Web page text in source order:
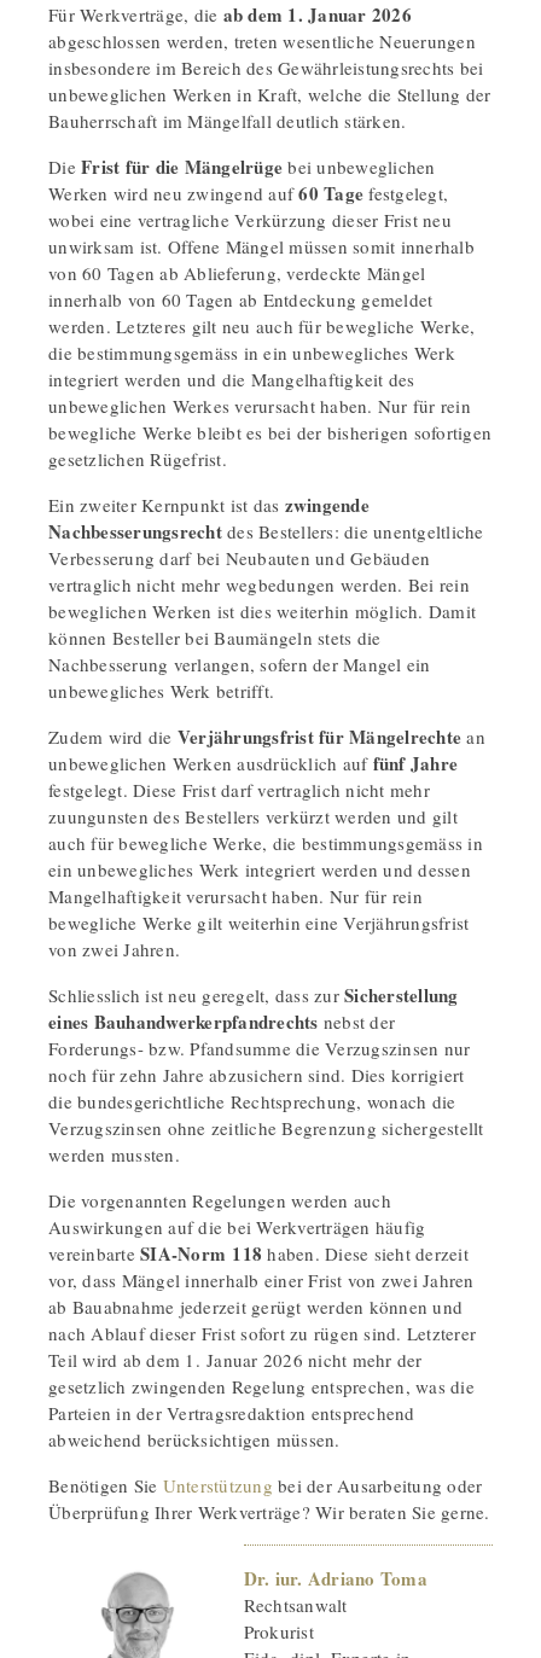
Für Werkverträge, die ab dem 1. Januar 2026
abgeschlossen werden, treten wesentliche Neuerungen
insbesondere im Bereich des Gewährleistungsrechts bei
unbeweglichen Werken in Kraft, welche die Stellung der
Bauherrschaft im Mängelfall deutlich stärken.
Die Frist für die Mängelrüge bei unbeweglichen
Werken wird neu zwingend auf60 Tage festgelegt,
wobei eine vertragliche Verkürzung dieser Frist neu
unwirksam ist. Offene Mängel müssen somit innerhalb
von 60 Tagen ab Ablieferung, verdeckte Mängel
innerhalb von 60 Tagen ab Entdeckung gemeldet
werden. Letzteres gilt neu auch für bewegliche Werke,
die bestimmungsgemäss in ein unbewegliches Werk
integriert werden und die Mangelhaftigkeit des
unbeweglichen Werkes verursacht haben. Nur für rein
bewegliche Werke bleibt es bei der bisherigen sofortigen
gesetzlichen Rügefrist.
Ein zweiter Kernpunkt ist das zwingende
Nachbesserungsrechtdes Bestellers: die unentgeltliche
Verbesserung darf bei Neubauten und Gebäuden
vertraglich nicht mehr wegbedungen werden. Bei rein
beweglichen Werken ist dies weiterhin möglich. Damit
können Besteller bei Baumängeln stets die
Nachbesserung verlangen, sofern der Mangel ein
unbewegliches Werk betrifft.
Zudem wird die Verjährungsfrist für Mängelrechtean
unbeweglichen Werken ausdrücklich auffünf Jahre
festgelegt. Diese Frist darf vertraglich nicht mehr
zuungunsten des Bestellers verkürzt werden und gilt
auch für bewegliche Werke, die bestimmungsgemäss in
ein unbewegliches Werk integriert werden und dessen
Mangelhaftigkeit verursacht haben. Nur für rein
bewegliche Werke gilt weiterhin eine Verjährungsfrist
von zwei Jahren.
Schliesslich ist neu geregelt, dass zur Sicherstellung
eines Bauhandwerkerpfandrechts nebst der
Forderungs- bzw. Pfandsumme die Verzugszinsen nur
noch für zehn Jahre abzusichern sind. Dies korrigiert
die bundesgerichtliche Rechtsprechung, wonach die
Verzugszinsen ohne zeitliche Begrenzung sichergestellt
werden mussten.
Die vorgenannten Regelungen werden auch
Auswirkungen auf die bei Werkverträgen häufig
vereinbarte SIA-Norm 118haben. Diese sieht derzeit
vor, dass Mängel innerhalb einer Frist von zwei Jahren
ab Bauabnahme jederzeit gerügt werden können und
nach Ablauf dieser Frist sofort zu rügen sind. Letzterer
Teil wird ab dem 1. Januar 2026 nicht mehr der
gesetzlich zwingenden Regelung entsprechen, was die
Parteien in der Vertragsredaktion entsprechend
abweichend berücksichtigen müssen.
Benötigen Sie Unterstützung bei der Ausarbeitung oder
Überprüfung Ihrer Werkverträge? Wir beraten Sie gerne.
Dr. iur. Adriano Toma
Rechtsanwalt
Prokurist